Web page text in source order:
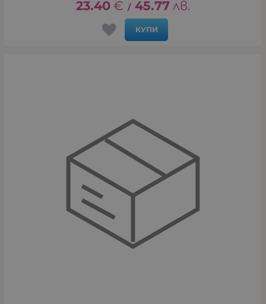
23.40 € / 45.77 лв.
КУПИ